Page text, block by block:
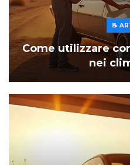
📝
Come utilizzare
nei